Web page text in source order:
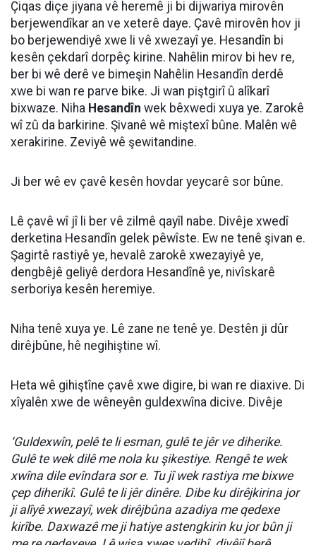
Çiqas diçe jiyana vê heremê ji bi dijwariya mirovên
berjewendîkar an ve xeterê daye. Çavê mirovên hov ji
bo berjewendiyê xwe li vê xwezayî ye. Hesandîn bi
kesên çekdarî dorpêç kirine. Nahêlin mirov bi hev re,
ber bi wê derê ve bimeşin Nahêlin Hesandîn derdê
xwe bi wan re parve bike. Ji wan piştgirî û alîkarî
bixwaze. Niha Hesandîn wek bêxwedi xuya ye. Zarokê
wî zû da barkirine. Şivanê wê miştexî bûne. Malên wê
xerakirine. Zeviyê wê şewitandine.
Ji ber wê ev çavê kesên hovdar yeycarê sor bûne.
Lê çavê wî jî li ber vê zilmê qayîl nabe. Divêje xwedî
derketina Hesandîn gelek pêwîste. Ew ne tenê şivan e.
Şagirtê rastiyê ye, hevalê zarokê xwezayiyê ye,
dengbêjê geliyê derdora Hesandînê ye, nivîskarê
serboriya kesên heremiye.
Niha tenê xuya ye. Lê zane ne tenê ye. Destên ji dûr
dirêjbûne, hê negihiştine wî.
Heta wê gihiştîne çavê xwe digire, bi wan re diaxive. Di
xîyalên xwe de wêneyên guldexwîna dicive. Divêje
‘Guldexwîn, pelê te li esman, gulê te jêr ve diherike.
Gulê te wek dilê me nola ku şikestiye. Rengê te wek
xwîna dile evîndara sor e. Tu jî wek rastiya me bixwe
çep diherikî. Gulê te li jêr dinêre. Dibe ku dirêjkirina jor
ji alîyê xwezayî, wek dirêjbûna azadiya me qedexe
kirîbe. Daxwazê me ji hatiye astengkirin ku jor bûn ji